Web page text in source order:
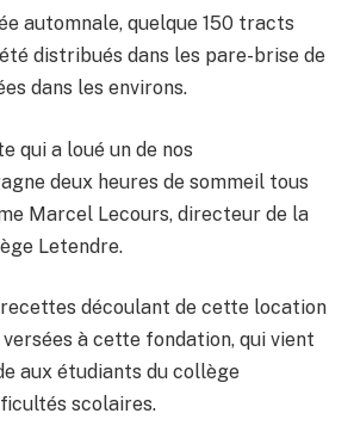
automnale, quelque 150 tracts
distribués dans les pare-brise de
dans les environs.
qui a loué un de nos
deux heures de sommeil tous
Marcel Lecours, directeur de la
Letendre.
recettes découlant de cette location
à cette fondation, qui vient
aux étudiants du collège
scolaires.